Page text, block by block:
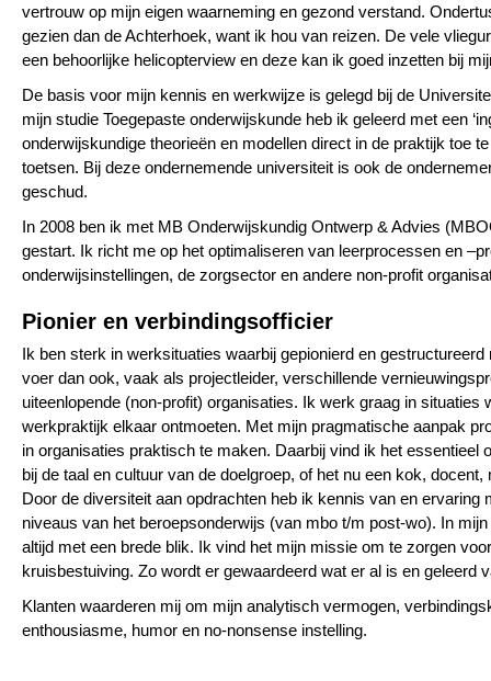
vertrouw op mijn eigen waarneming en gezond verstand.
gezien dan de Achterhoek, want ik hou van reizen. De vele
een behoorlijke helicopterview en deze kan ik goed inzetten bij
De basis voor mijn kennis en werkwijze is gelegd bij de
mijn studie Toegepaste onderwijskunde heb ik geleerd met een
onderwijskundige theorieën en modellen direct in de praktijk toe
toetsen. Bij deze ondernemende universiteit is ook de
geschud.
In 2008 ben ik met MB Onderwijskundig Ontwerp & Advies
gestart. Ik richt me op het optimaliseren van leerprocessen en
onderwijsinstellingen, de zorgsector en andere non-profit
Pionier en verbindingsofficier
Ik ben sterk in werksituaties waarbij gepionierd en gestructureerd
voer dan ook, vaak als projectleider, verschillende
uiteenlopende (non-profit) organisaties. Ik werk graag in situaties
werkpraktijk elkaar ontmoeten. Met mijn pragmatische aanpak
in organisaties praktisch te maken. Daarbij vind ik het essentieel
bij de taal en cultuur van de doelgroep, of het nu een kok, docent,
Door de diversiteit aan opdrachten heb ik kennis van en ervaring
niveaus van het beroepsonderwijs (van mbo t/m post-wo). In
altijd met een brede blik. Ik vind het mijn missie om te zorgen
kruisbestuiving. Zo wordt er gewaardeerd wat er al is en geleerd
Klanten waarderen mij om mijn analytisch vermogen,
enthousiasme, humor en no-nonsense instelling.